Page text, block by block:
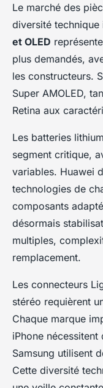
Le marché des
diversité technique
et OLED
plus demandés,
les constructeurs.
Super AMOLED,
Retina aux
Les batteries
segment critique,
variables. Huawei
technologies de
composants
désormais
multiples,
remplacement.
Les connecteurs
stéréo requièrent
Chaque marque
iPhone
Samsung utilisent
Cette diversité